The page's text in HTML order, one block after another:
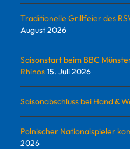
Traditionelle Grillfeier des
August 2026
Saisonstart beim BBC
Rhinos15. Juli 2026
Saisonabschluss bei Hand &
Polnischer Nationalspieler
2026